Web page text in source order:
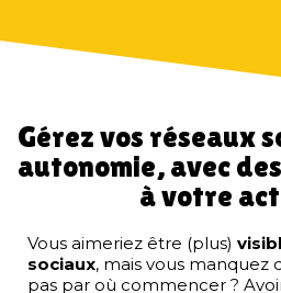
Gérez vos réseaux
autonomie, avec
à votre
Vous aimeriez être (plus)
sociaux, mais vous manquez
pas par où commencer ?